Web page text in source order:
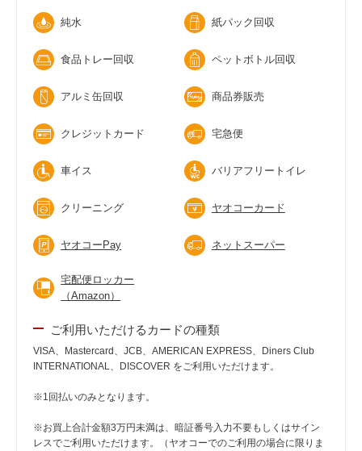
純水 紙パック回収
食品トレー回収 ペットボトル回収
アルミ缶回収 商品券販売
クレジットカード 宅急便
車イス バリアフリートイレ
クリーニング ヤオコーカード
ヤオコーPay ネットスーパー
宅配便ロッカー
（Amazon）
ご利用いただけるカードの種類
VISA、Mastercard、JCB、AMERICAN EXPRESS、Diners Club
INTERNATIONAL、DISCOVER をご利用いただけます。
※1回払いのみとなります。
※お買上合計金額3万円未満は、暗証番号入力不要もしくはサイン
レスでご利用いただけます。（ヤオコーでのご利用の場合に限りま